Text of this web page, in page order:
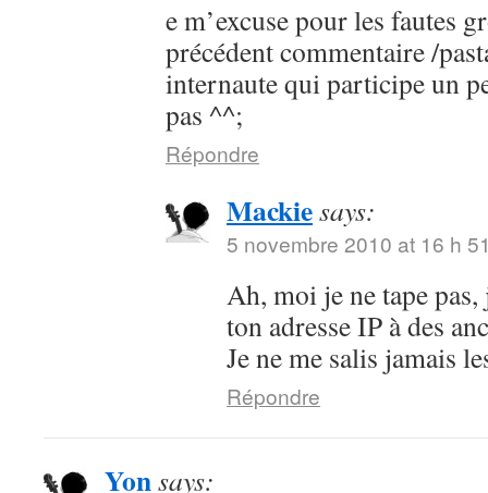
e m’excuse pour les fautes
précédent commentaire /
internaute qui participe un
pas ^^;
Répondre
Mackiesays:
5 novembre 2010 at 16 h
Ah, moi je ne tape
ton adresse IP à des
Je ne me salis jamais
Répondre
Yonsays: